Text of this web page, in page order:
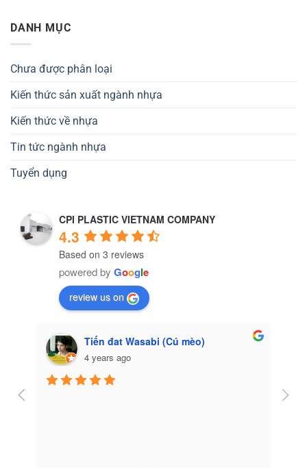
DANH MỤC
Chưa được phân loại
Kiến thức sản xuất ngành nhựa
Kiến thức về nhựa
Tin tức ngành nhựa
Tuyển dụng
CPI PLASTIC VIETNAM COMPANY
4.3
Based on 3 reviews
powered by Google
review us on
Tiến đat Wasabi (Cú mèo)
4 years ago